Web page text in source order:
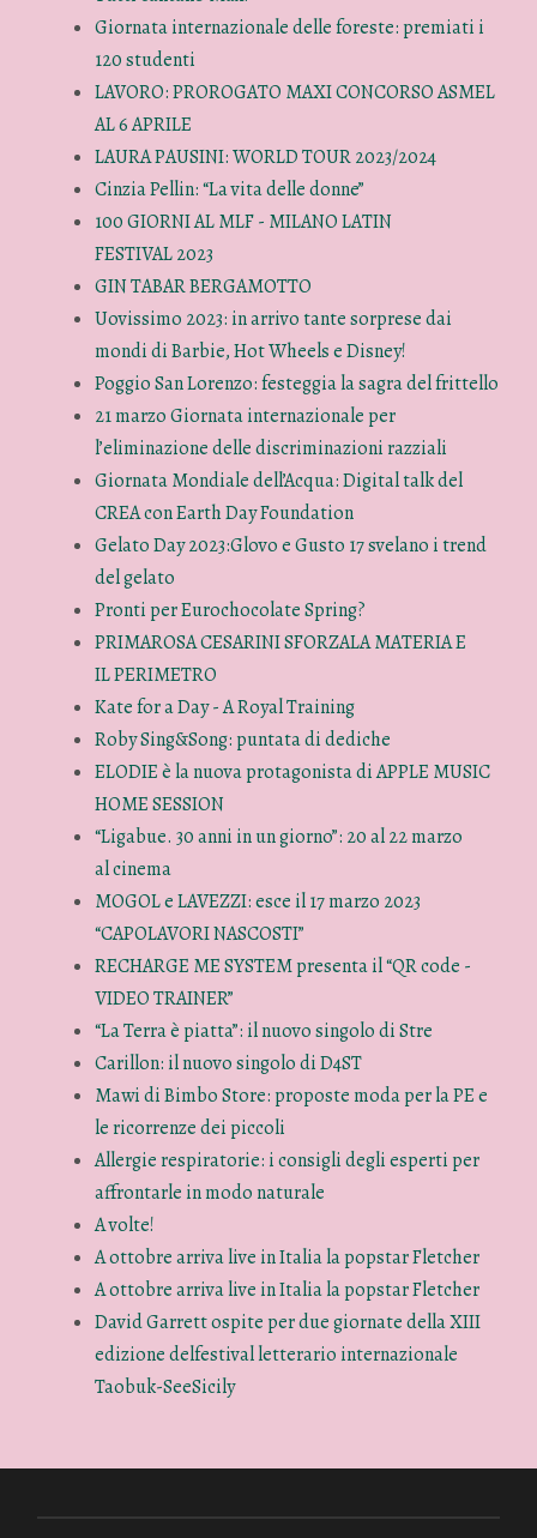
Giornata internazionale delle foreste: premiati i
120 studenti
LAVORO: PROROGATO MAXI CONCORSO ASMEL
AL 6 APRILE
LAURA PAUSINI: WORLD TOUR 2023/2024
Cinzia Pellin: “La vita delle donne”
100 GIORNI AL MLF - MILANO LATIN
FESTIVAL 2023
GIN TABAR BERGAMOTTO
Uovissimo 2023: in arrivo tante sorprese dai
mondi di Barbie, Hot Wheels e Disney!
Poggio San Lorenzo: festeggia la sagra del frittello
21 marzo Giornata internazionale per
l’eliminazione delle discriminazioni razziali
Giornata Mondiale dell’Acqua: Digital talk del
CREA con Earth Day Foundation
Gelato Day 2023:Glovo e Gusto 17 svelano i trend
del gelato
Pronti per Eurochocolate Spring?
PRIMAROSA CESARINI SFORZALA MATERIA E
IL PERIMETRO
Kate for a Day - A Royal Training
Roby Sing&Song: puntata di dediche
ELODIE è la nuova protagonista di APPLE MUSIC
HOME SESSION
“Ligabue. 30 anni in un giorno”: 20 al 22 marzo
al cinema
MOGOL e LAVEZZI: esce il 17 marzo 2023
“CAPOLAVORI NASCOSTI”
RECHARGE ME SYSTEM presenta il “QR code -
VIDEO TRAINER”
“La Terra è piatta”: il nuovo singolo di Stre
Carillon: il nuovo singolo di D4ST
Mawi di Bimbo Store: proposte moda per la PE e
le ricorrenze dei piccoli
Allergie respiratorie: i consigli degli esperti per
affrontarle in modo naturale
A volte!
A ottobre arriva live in Italia la popstar Fletcher
A ottobre arriva live in Italia la popstar Fletcher
David Garrett ospite per due giornate della XIII
edizione delfestival letterario internazionale
Taobuk-SeeSicily